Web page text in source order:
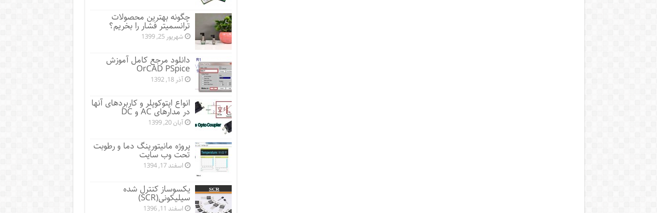
چگونه بهترین محصولات
ترانسمیتر فشار را بخریم؟
شهریور 25, 1399
دانلود مرجع کامل آموزش
OrCAD PSpice
آذر 18, 1392
انواع اپتوکوپلر و کاربردهای آنها
در مدارهای AC و DC
آبان 20, 1399
پروژه مانيتورينگ دما و رطوبت
تحت وب سایت
اسفند 17, 1394
یکسوساز کنترل شده
سیلیکونی(SCR)
اسفند 11, 1396